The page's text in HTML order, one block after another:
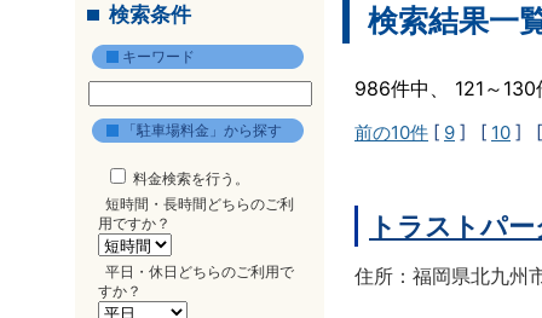
検索条件
キーワード
「駐車場料金」から探す
料金検索を行う。
短時間・長時間どちらのご利
用ですか？
平日・休日どちらのご利用で
すか？
検索結果一
986件中、 121～
前の10件 [ 9 ] [ 10 ]
トラストパ
住所：福岡県北九州